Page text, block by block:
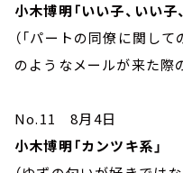
小木博明「いい子、いい子
（「パートの同僚に関し
のようなメールが来た際
No.11 8月4日
小木博明「カンツキ系」